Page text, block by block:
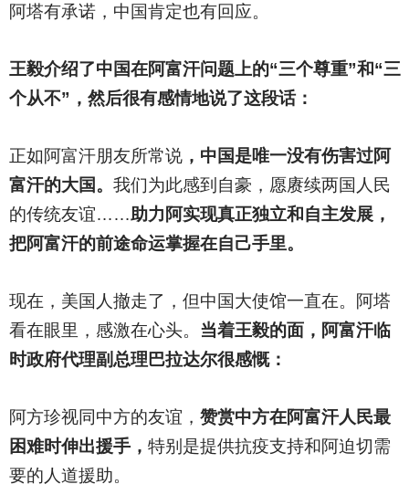
阿塔有承诺，中国肯定也有回应。
王毅介绍了中国在阿富汗问题上的“三个尊重”和“三
个从不”，然后很有感情地说了这段话：
正如阿富汗朋友所常说，中国是唯一没有伤害过阿
富汗的大国。 我们为此感到自豪，愿赓续两国人民
的传统友谊……助力阿实现真正独立和自主发展，
把阿富汗的前途命运掌握在自己手里。
现在，美国人撤走了，但中国大使馆一直在。阿塔
看在眼里，感激在心头。 当着王毅的面，阿富汗临
时政府代理副总理巴拉达尔很感慨：
阿方珍视同中方的友谊， 赞赏中方在阿富汗人民最
困难时伸出援手， 特别是提供抗疫支持和阿迫切需
要的人道援助。